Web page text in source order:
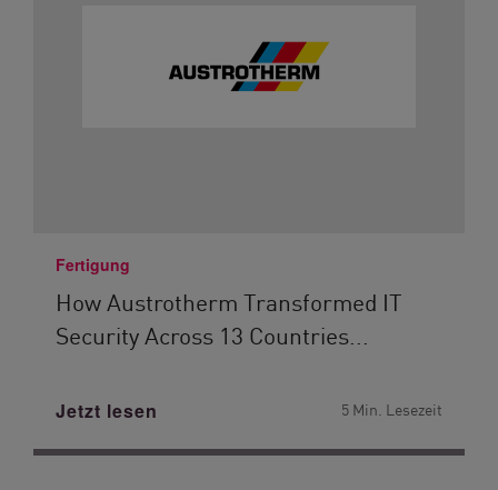
Fertigung
How Austrotherm Transformed IT
Security Across 13 Countries...
Jetzt lesen 5 Min. Lesezeit